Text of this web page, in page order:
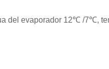
del evaporador 12℃ /7℃,